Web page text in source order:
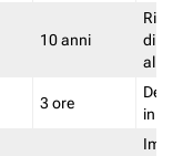
10 anni
di
3 ore
in